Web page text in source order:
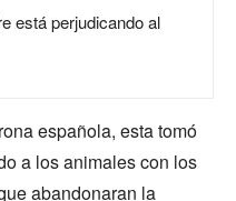
está perjudicando al
española, esta tomó
a los animales con los
abandonaran la